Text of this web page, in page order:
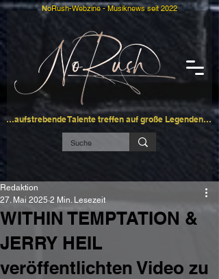
…aufstrebende Talente treffen auf große Legenden…
NoRush-Webzine - Musiknews seit 2022
WITHIN TEMPTATION &
JERRY HEIL
veröffentlichten Video zu
Redaktion
27. Mai 2025 2 Min. Lesezeit